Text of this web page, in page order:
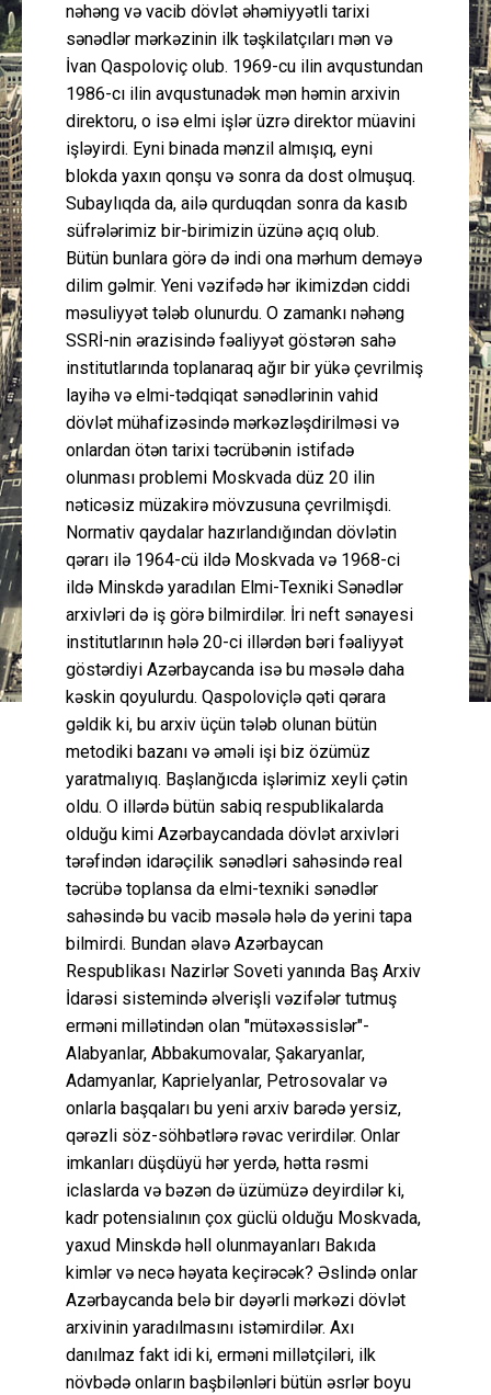
Əlaqə
nəhəng və vacib dövlət əhəmiyyətli tarixi
sənədlər mərkəzinin ilk təşkilatçıları mən və
İvan Qaspoloviç olub. 1969-cu ilin avqustundan
1986-cı ilin avqustunadək mən həmin arxivin
direktoru, o isə elmi işlər üzrə direktor müavini
işləyirdi. Eyni binada mənzil almışıq, eyni
blokda yaxın qonşu və sonra da dost olmuşuq.
Subaylıqda da, ailə qurduqdan sonra da kasıb
süfrələrimiz bir-birimizin üzünə açıq olub.
Bütün bunlara görə də indi ona mərhum deməyə
dilim gəlmir. Yeni vəzifədə hər ikimizdən ciddi
məsuliyyət tələb olunurdu. O zamankı nəhəng
SSRİ-nin ərazisində fəaliyyət göstərən sahə
institutlarında toplanaraq ağır bir yükə çevrilmiş
layihə və elmi-tədqiqat sənədlərinin vahid
dövlət mühafizəsində mərkəzləşdirilməsi və
onlardan ötən tarixi təcrübənin istifadə
olunması problemi Moskvada düz 20 ilin
nəticəsiz müzakirə mövzusuna çevrilmişdi.
Normativ qaydalar hazırlandığından dövlətin
qərarı ilə 1964-cü ildə Moskvada və 1968-ci
ildə Minskdə yaradılan Elmi-Texniki Sənədlər
arxivləri də iş görə bilmirdilər. İri neft sənayesi
institutlarının hələ 20-ci illərdən bəri fəaliyyət
göstərdiyi Azərbaycanda isə bu məsələ daha
kəskin qoyulurdu. Qaspoloviçlə qəti qərara
gəldik ki, bu arxiv üçün tələb olunan bütün
metodiki bazanı və əməli işi biz özümüz
yaratmalıyıq. Başlanğıcda işlərimiz xeyli çətin
oldu. O illərdə bütün sabiq respublikalarda
olduğu kimi Azərbaycandada dövlət arxivləri
tərəfindən idarəçilik sənədləri sahəsində real
təcrübə toplansa da elmi-texniki sənədlər
sahəsində bu vacib məsələ hələ də yerini tapa
bilmirdi. Bundan əlavə Azərbaycan
Respublikası Nazirlər Soveti yanında Baş Arxiv
İdarəsi sistemində əlverişli vəzifələr tutmuş
erməni millətindən olan "mütəxəssislər"-
Alabyanlar, Abbakumovalar, Şakaryanlar,
Adamyanlar, Kaprielyanlar, Petrosovalar və
onlarla başqaları bu yeni arxiv barədə yersiz,
qərəzli söz-söhbətlərə rəvac verirdilər. Onlar
imkanları düşdüyü hər yerdə, hətta rəsmi
iclaslarda və bəzən də üzümüzə deyirdilər ki,
kadr potensialının çox güclü olduğu Moskvada,
yaxud Minskdə həll olunmayanları Bakıda
kimlər və necə həyata keçirəcək? Əslində onlar
Azərbaycanda belə bir dəyərli mərkəzi dövlət
arxivinin yaradılmasını istəmirdilər. Axı
danılmaz fakt idi ki, erməni millətçiləri, ilk
növbədə onların başbilənləri bütün əsrlər boyu